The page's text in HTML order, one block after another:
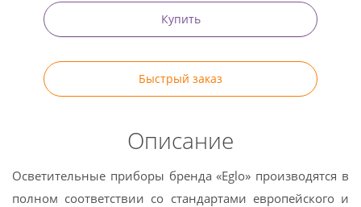
Купить
Быстрый заказ
Описание
Осветительные приборы бренда «Eglo» производятся в
полном соответствии со стандартами европейского и